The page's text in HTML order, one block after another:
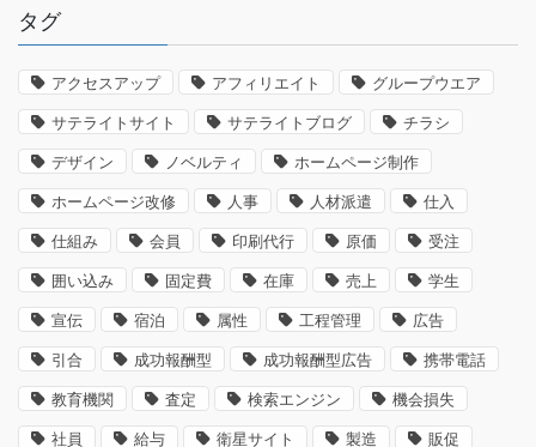
タグ
アクセスアップ アフィリエイト グループウエア
サテライトサイト サテライトブログ チラシ
デザイン ノベルティ ホームページ制作
ホームページ改修 人事 人材派遣 仕入
仕組み 会員 印刷代行 原価 受注
囲い込み 固定費 在庫 売上 学生
宣伝 宿泊 属性 工程管理 広告
引合 成功報酬型 成功報酬型広告 携帯電話
教育機関 査定 検索エンジン 機会損失
社員 給与 衛星サイト 製造 販促